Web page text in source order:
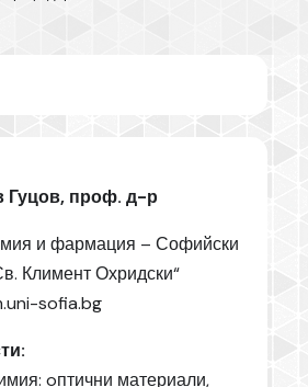
Гуцов, проф. д-р
и фармация – Софийски
Климент Охридски“
sofia.bg
oптични материали,